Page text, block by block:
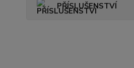
PŘÍSLUŠENSTVÍ